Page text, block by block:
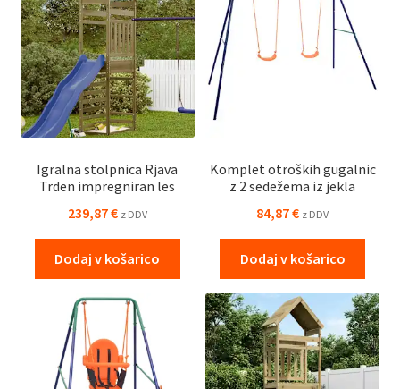
Igralna stolpnica Rjava
Trden impregniran les
239,87€ z DDV
Dodaj v košarico
Komplet otroških gugalnic
z 2 sedežema iz jekla
84,87€ z DDV
Dodaj v košarico